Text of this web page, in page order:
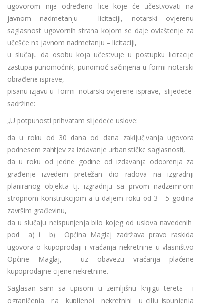
ugovorom nije određeno lice koje će učestvovati na
javnom nadmetanju - licitaciji, notarski ovjerenu
saglasnost ugovornih strana kojom se daje ovlaštenje za
učešće na javnom nadmetanju – licitaciji,
u slučaju da osobu koja učestvuje u postupku licitacije
zastupa punomoćnik, punomoć sačinjena u formi notarski
obrađene isprave,
pisanu izjavu u formi notarski ovjerene isprave, slijedeće
sadržine:
„U potpunosti prihvatam slijedeće uslove:
da u roku od 30 dana od dana zaključivanja ugovora
podnesem zahtjev za izdavanje urbanističke saglasnosti,
da u roku od jedne godine od izdavanja odobrenja za
građenje izvedem pretežan dio radova na izgradnji
planiranog objekta tj. izgradnju sa prvom nadzemnom
stropnom konstrukcijom a u daljem roku od 3 - 5 godina
završim građevinu,
da u slučaju neispunjenja bilo kojeg od uslova navedenih
pod a) i b) Općina Maglaj zadržava pravo raskida
ugovora o kupoprodaji i vraćanja nekretnine u vlasništvo
Općine Maglaj, uz obavezu vraćanja plaćene
kupoprodajne cijene nekretnine.
Saglasan sam sa upisom u zemljišnu knjigu tereta i
ograničenja na kupljenoj nekretnini u cilju ispunjenja